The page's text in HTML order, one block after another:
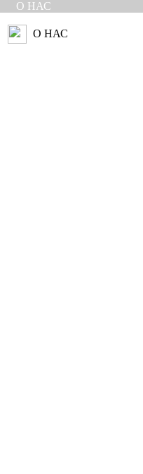
О НАС
О НАС